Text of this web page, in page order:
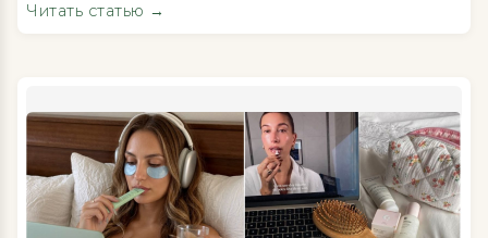
необычную обувь и айтемы со смыслом.
металлик и немного неона – в коллаборации
Hikes и Kixbox собрано все, что мы так любим в
городской эстетике. Релиз клогов Marble
открывает серию проектов к двадцатилетию
Читать статью →